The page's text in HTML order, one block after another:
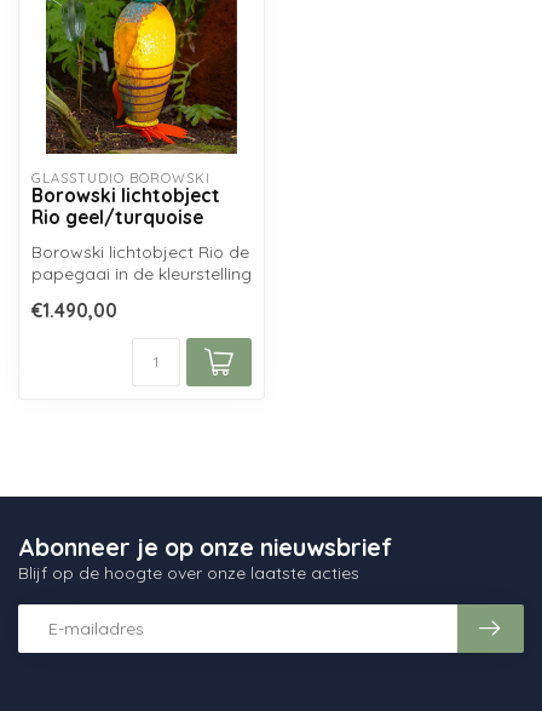
GLASSTUDIO BOROWSKI
Borowski lichtobject
Rio geel/turquoise
Borowski lichtobject Rio de
papegaai in de kleurstelling
€1.490,00
Abonneer je op onze nieuwsbrief
Blijf op de hoogte over onze laatste acties